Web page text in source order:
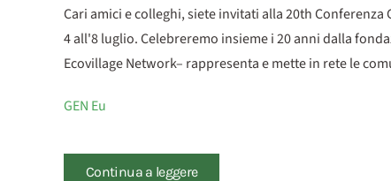
Cari amici e colleghi, siete invitati alla 20th
4 all'8 luglio. Celebreremo insieme i 20 anni dalla
Ecovillage Network– rappresenta e mette in rete le
GEN Eu
Continua a leggere